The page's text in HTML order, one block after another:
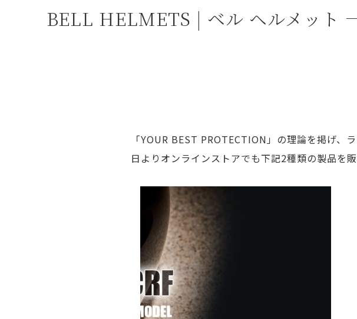
BELL HELMETS | ベル ヘルメット
「YOUR BEST PROTECTION」の理論を掲げ
日よりオンラインストアでも下記2種類の製品を